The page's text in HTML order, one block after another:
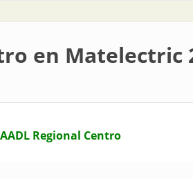
en Matelectric
Regional Centro